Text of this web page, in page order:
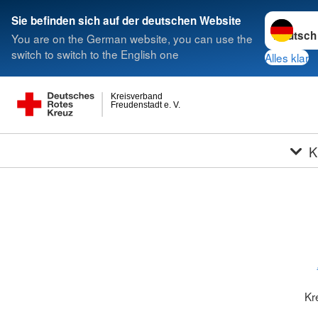
Sie befinden sich auf der deutschen Website
You are on the German website, you can use the
switch to switch to the English one
Sprache
Alles klar
Freudenstadt e. V.
Kreisverband